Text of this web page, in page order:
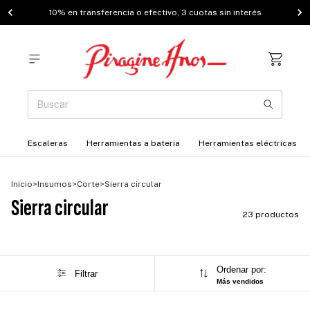
10% en transferencia o efectivo, 3 cuotas sin interés
Escaleras Herramientas a bateria Herramientas eléctricas
Inicio>Insumos>Corte>Sierra circular
Sierra circular 23 productos
Filtrar Ordenar por:
Más vendidos